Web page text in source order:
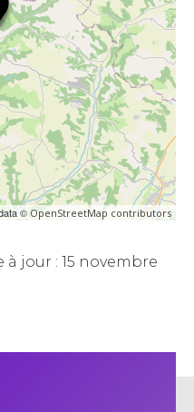
© OpenStreetMap contributors
à jour : 15 novembre